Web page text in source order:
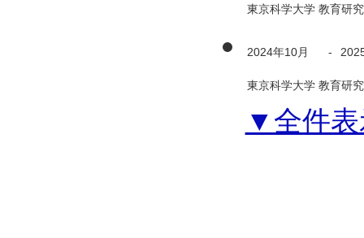
東京科学大学 教育研
2024年10月 -
東京科学大学 教育研
▼全件表